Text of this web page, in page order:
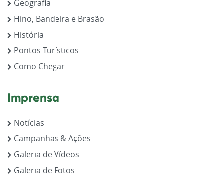
Geografia
Hino, Bandeira e Brasão
História
Pontos Turísticos
Como Chegar
Imprensa
Notícias
Campanhas & Ações
Galeria de Vídeos
Galeria de Fotos